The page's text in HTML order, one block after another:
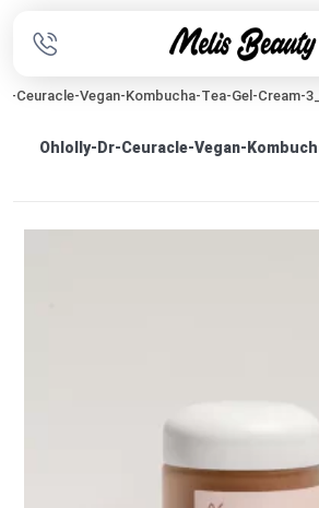
Ceuracle-Vegan-Kombucha-Tea-Gel-Cream-
Ohlolly-Dr-Ceuracle-Vegan-